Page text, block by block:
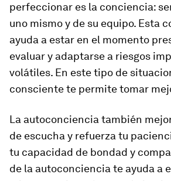
perfeccionar es la conciencia:
uno mismo y de su equipo. Esta
ayuda a estar en el momento
evaluar y adaptarse a riesgos
volátiles. En este tipo de
consciente te permite tomar
La autoconciencia también
de escucha y refuerza tu
tu capacidad de bondad y
de la autoconciencia te ayuda a